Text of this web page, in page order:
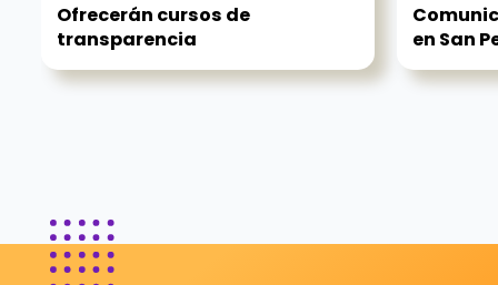
Ofrecerán cursos de
transparencia
en San